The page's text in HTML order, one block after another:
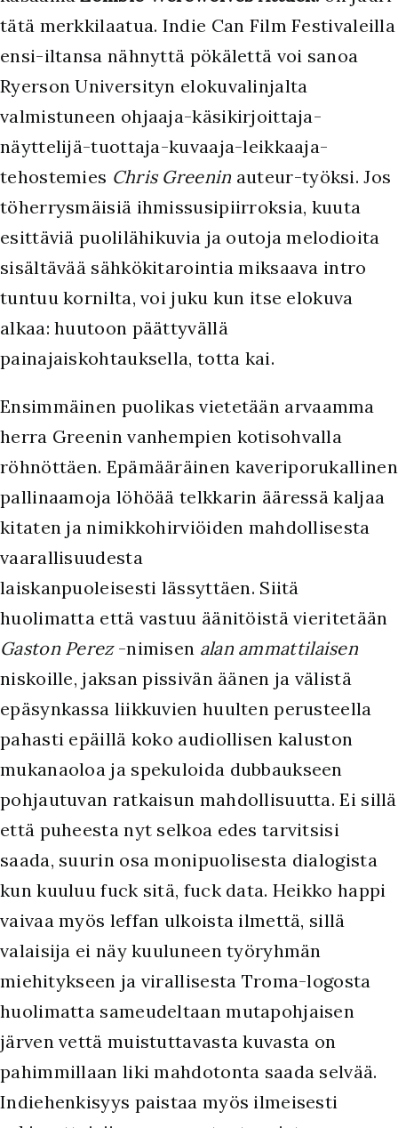
tätä merkkilaatua. Indie Can Film Festivaleilla
ensi-iltansa nähnyttä pökälettä voi sanoa
Ryerson Universityn elokuvalinjalta
valmistuneen ohjaaja-käsikirjoittaja-
näyttelijä-tuottaja-kuvaaja-leikkaaja-
tehostemies Chris Greenin auteur-työksi. Jos
töherrysmäisiä ihmissusipiirroksia, kuuta
esittäviä puolilähikuvia ja outoja melodioita
sisältävää sähkökitarointia miksaava intro
tuntuu kornilta, voi juku kun itse elokuva
alkaa: huutoon päättyvällä
painajaiskohtauksella, totta kai.
Ensimmäinen puolikas vietetään arvaamma
herra Greenin vanhempien kotisohvalla
röhnöttäen. Epämääräinen kaveriporukallinen
pallinaamoja löhöää telkkarin ääressä kaljaa
kitaten ja nimikkohirviöiden mahdollisesta
vaarallisuudesta
laiskanpuoleisesti lässyttäen. Siitä
huolimatta että vastuu äänitöistä vieritetään
Gaston Perez-nimisen alan ammattilaisen
niskoille, jaksan pissivän äänen ja välistä
epäsynkassa liikkuvien huulten perusteella
pahasti epäillä koko audiollisen kaluston
mukanaoloa ja spekuloida dubbaukseen
pohjautuvan ratkaisun mahdollisuutta. Ei sillä
että puheesta nyt selkoa edes tarvitsisi
saada, suurin osa monipuolisesta dialogista
kun kuuluu fuck sitä, fuck data. Heikko happi
vaivaa myös leffan ulkoista ilmettä, sillä
valaisija ei näy kuuluneen työryhmän
miehitykseen ja virallisesta Troma-logosta
huolimatta sameudeltaan mutapohjaisen
järven vettä muistuttavasta kuvasta on
pahimmillaan liki mahdotonta saada selvää.
Indiehenkisyys paistaa myös ilmeisesti